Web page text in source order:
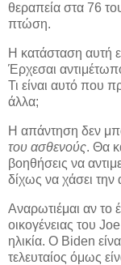
θεραπεία στα 76
πτώση.
Η κατάσταση αυτή
Έρχεσαι
Τι είναι αυτό που
άλλα;
Η απάντηση δεν
του ασθενούς. Θα
βοηθήσεις να
δίχως να χάσει την
Αναρωτιέμαι αν το
οικογένειας του
ηλικία. Ο Biden
τελευταίος όμως